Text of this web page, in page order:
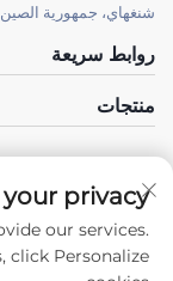
شنغهاي، جمهورية الصين
روابط سريعة
منتجات
privacy
our services.
click Personalize